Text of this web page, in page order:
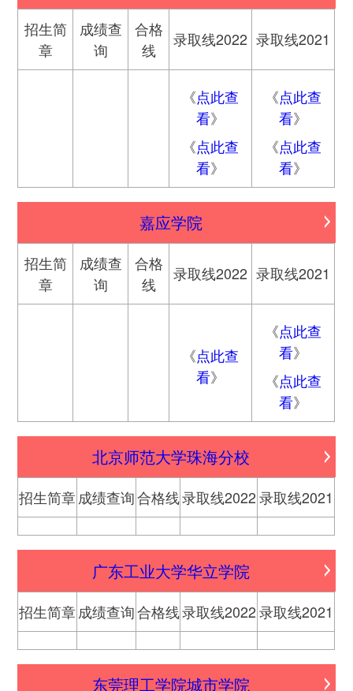
招生简
章
成绩查
询
合格
线
录取线2022 录取线2021
《点此查
看》
《点此查
看》
《点此查
看》
《点此查
看》
嘉应学院
招生简
章
成绩查
询
合格
线
录取线2022 录取线2021
《点此查
看》
《点此查
看》
《点此查
看》
北京师范大学珠海分校
招生简章成绩查询合格线录取线2022录取线2021
广东工业大学华立学院
招生简章成绩查询合格线录取线2022录取线2021
东莞理工学院城市学院